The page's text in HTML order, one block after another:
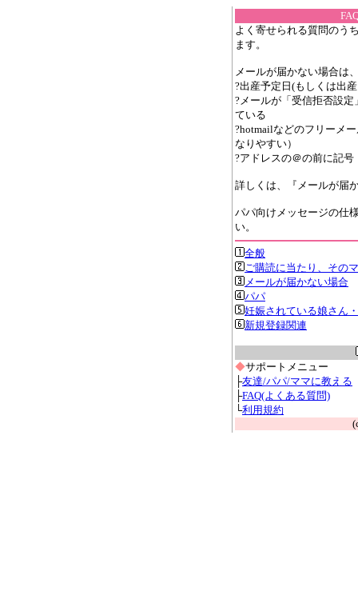
よく寄せられる質問のう
ます。
メールが届かない場合は
?出産予定日(もしくは出
?メールが「受信拒否設
ている
?hotmailなどのフリーメ
なりやすい）
?アドレスの＠の前に記
詳しくは、『メールが届
パパ向けメッセージの仕
い。
全般
ご購読に当たり、その
メールが届かない場合
パパ
妊娠されている娘さん
新規登録関連
◆サポートメニュー
├友達/パパ/ママに教える
├FAQ(よくある質問)
└利用規約